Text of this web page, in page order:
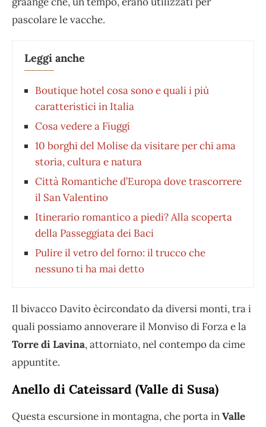
pascolare le vacche.
Leggi anche
Boutique hotel cosa sono e quali i più
caratteristici in Italia
Cosa vedere a Fiuggi
10 borghi del Molise da visitare per chi ama
storia, cultura e natura
Città Romantiche d’Europa dove trascorrere
il San Valentino
Itinerario romantico a piedi? Alla scoperta
della Passeggiata dei Baci
Pulire il vetro del forno: il trucco che
nessuno ti ha mai detto
Il bivacco Davito ècircondato da diversi monti, tra i
quali possiamo annoverare il Monviso di Forza e la
Torre di Lavina, attorniato, nel contempo da cime
appuntite.
Anello di Cateissard (Valle di Susa)
Questa escursione in montagna, che porta inValle